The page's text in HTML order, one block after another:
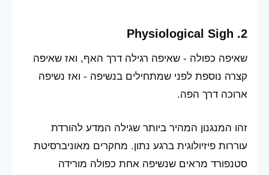
2. Physiological Sigh
שאיפה כפולה - שאיפה רגילה דרך האף, ואז שאיפה
קצרה נוספת לפני שמתחילים בנשיפה - ואז נשיפה
ארוכה דרך הפה.
זהו המנגנון המהיר ביותר שגילה המדע להורדת
עוררות פיזיולוגית ברגע נתון. מחקרים מאוניברסיטת
סטנפורד מראים שנשיפה אחת כפולה מורידה